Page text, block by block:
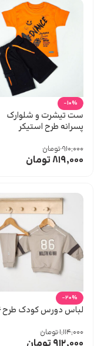
-10%
ست تیشرت و شلوارک
پسرانه طرح استیکر
۹۱۰,۰۰۰تومان
۸۱۹,۰۰۰تومان
-20%
لباس دورس کودک طرح ۸۶
۱,۱۱۴,۰۰۰تومان